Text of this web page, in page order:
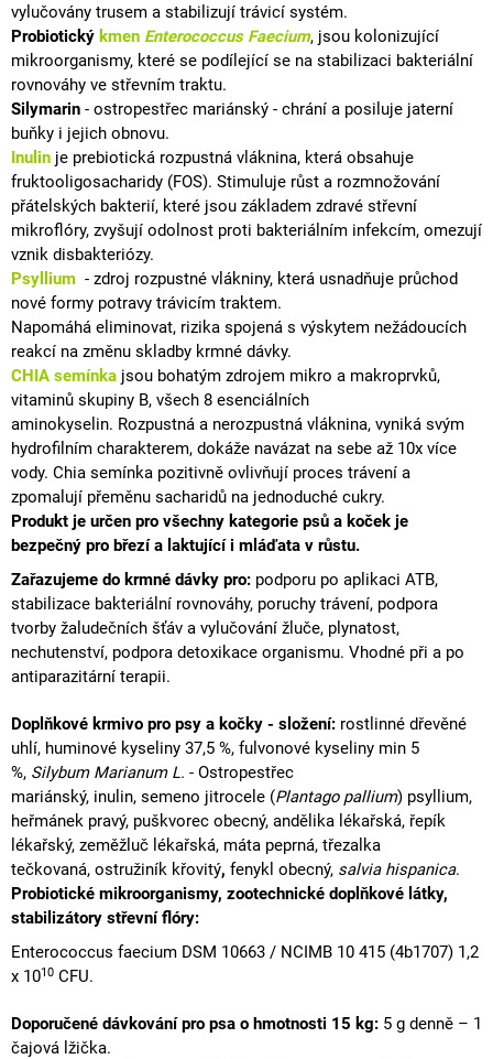
vylučovány trusem a stabilizují trávicí systém.
Probiotický kmen Enterococcus Faecium, jsou kolonizující
mikroorganismy, které se podílející se na stabilizaci bakteriální
rovnováhy ve střevním traktu.
Silymarin - ostropestřec mariánský - chrání a posiluje jaterní
buňky i jejich obnovu.
Inulin je prebiotická rozpustná vláknina, která obsahuje
fruktooligosacharidy (FOS). Stimuluje růst a rozmnožování
přátelských bakterií, které jsou základem zdravé střevní
mikroflóry, zvyšují odolnost proti bakteriálním infekcím, omezují
vznik disbakteriózy.
Psyllium - zdroj rozpustné vlákniny, která usnadňuje průchod
nové formy potravy trávicím traktem.
Napomáhá eliminovat, rizika spojená s výskytem nežádoucích
reakcí na změnu skladby krmné dávky.
CHIA semínka jsou bohatým zdrojem mikro a makroprvků,
vitaminů skupiny B, všech 8 esenciálních
aminokyselin. Rozpustná a nerozpustná vláknina, vyniká svým
hydrofilním charakterem, dokáže navázat na sebe až 10x více
vody. Chia semínka pozitivně ovlivňují proces trávení a
zpomalují přeměnu sacharidů na jednoduché cukry.
Produkt je určen pro všechny kategorie psů a koček je
bezpečný pro březí a laktující i mláďata v růstu.
Zařazujeme do krmné dávky pro: podporu po aplikaci ATB,
stabilizace bakteriální rovnováhy, poruchy trávení, podpora
tvorby žaludečních šťáv a vylučování žluče, plynatost,
nechutenství, podpora detoxikace organismu. Vhodné při a po
antiparazitární terapii.
Doplňkové krmivo pro psy a kočky - složení: rostlinné dřevěné
uhlí, huminové kyseliny 37,5 %, fulvonové kyseliny min 5
%, Silybum Marianum L. - Ostropestřec
mariánský, inulin, semeno jitrocele (Plantago pallium) psyllium,
heřmánek pravý, puškvorec obecný, andělika lékařská, řepík
lékařský, zeměžluč lékařská, máta peprná, třezalka
tečkovaná, ostružiník křovitý, fenykl obecný, salvia hispanica.
Probiotické mikroorganismy, zootechnické doplňkové látky,
stabilizátory střevní flóry:
Enterococcus faecium DSM 10663 / NCIMB 10 415 (4b1707) 1,2
x 1010 CFU.
Doporučené dávkování pro psa o hmotnosti 15 kg: 5 g denně – 1
čajová lžička.